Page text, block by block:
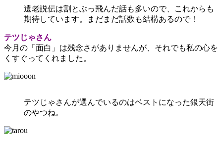
遺老説伝は割とぶっ飛んだ話も多いので、これからも
期待しています。まだまだ話数も結構あるので！
テツじゃさん
今月の「面白」は残念さがありませんが、それでも私の心を
くすぐってくれました。
テツじゃさんが選んでいるのはベストになった銀天街
のやつね。